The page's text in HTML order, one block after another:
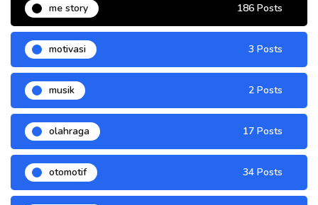
me story 186 Posts
motivasi 3 Posts
musik 2 Posts
olahraga 17 Posts
otomotif 34 Posts